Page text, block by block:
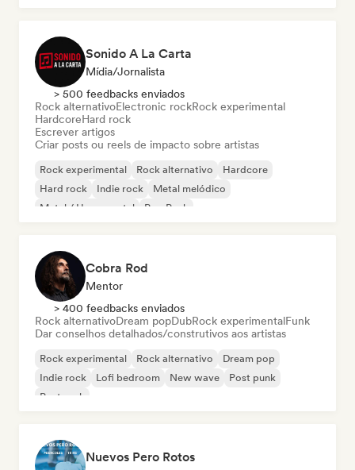
Sonido A La Carta
Mídia/Jornalista
> 500 feedbacks enviados
Rock alternativoElectronic rockRock experimental
HardcoreHard rock
Escrever artigos
Criar posts ou reels de impacto sobre artistas
Rock experimental Rock alternativo
Hardcore
Hard rock
Indie rock
Metal melódico
Metal / Heavy metal
Pop Punk
Cobra Rod
Mentor
> 400 feedbacks enviados
Rock alternativoDream popDubRock experimentalFunk
Dar conselhos detalhados/construtivos aos artistas
Rock experimental Rock alternativo
Dream pop
Indie rock
Lofi bedroom New wave
Post punk
Post rock
Nuevos Pero Rotos